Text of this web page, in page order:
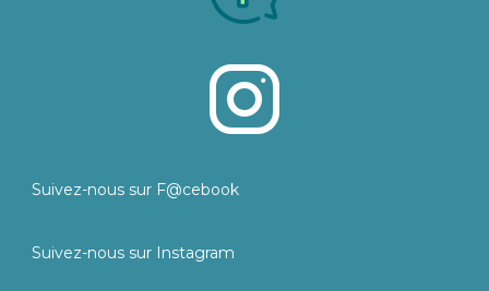
Suivez-nous sur F@cebook
Suivez-nous sur Instagram